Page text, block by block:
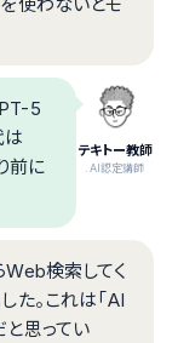
テキトー教師
.AI認定講師
5
は
前に
Web検索してく
た。これは「AI
と思ってい